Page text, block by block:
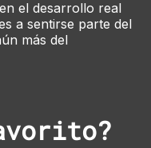
el desarrollo real
a sentirse parte del
más del